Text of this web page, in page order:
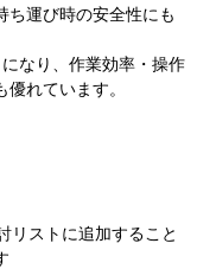
ち運び時の安全性にも
なり、作業効率・操作
れています。
リストに追加すること